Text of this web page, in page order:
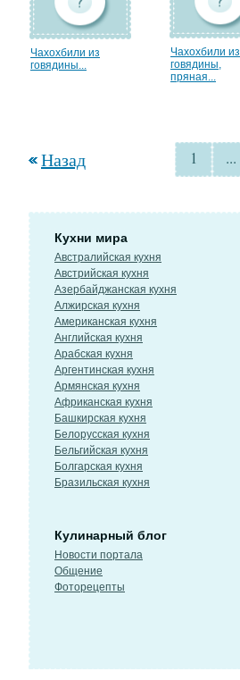
Чахохбили из
говядины...
Чахохбили из
говядины,
пряная...
Назад 1 ...
Кухни мира
Австралийская кухня
Австрийская кухня
Азербайджанская кухня
Алжирская кухня
Американская кухня
Английская кухня
Арабская кухня
Аргентинская кухня
Армянская кухня
Африканская кухня
Башкирская кухня
Белорусская кухня
Бельгийская кухня
Болгарская кухня
Бразильская кухня
Кулинарный блог
Новости портала
Общение
Фоторецепты